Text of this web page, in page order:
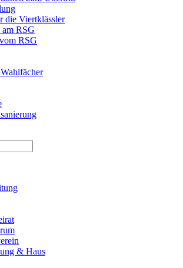
die Viertklässler
am RSG
RSG
& Haus